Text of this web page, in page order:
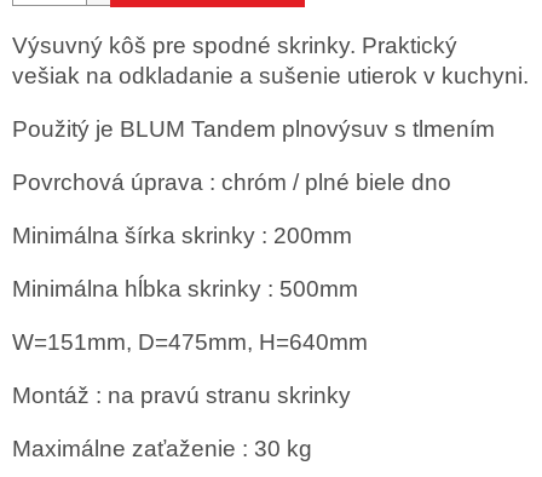
Výsuvný kôš pre spodné skrinky. Praktický
vešiak na odkladanie a sušenie utierok v kuchyni.
Použitý je BLUM Tandem plnovýsuv s tlmením
Povrchová úprava : chróm / plné biele dno
Minimálna šírka skrinky : 200mm
Minimálna hĺbka skrinky : 500mm
W=151mm, D=475mm, H=640mm
Montáž : na pravú stranu skrinky
Maximálne zaťaženie : 30 kg